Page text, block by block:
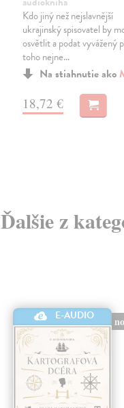
Kdo jiný než nejslavnější
ukrajinský spisovatel by
osvětlit a podat vyvážený
toho nejne...
Na stiahnutie ako
18,72 €
Ďalšie z
E-AUDIO